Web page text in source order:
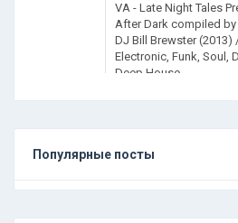
VA - Late Night Tales
After Dark compiled by
DJ Bill Brewster (2013)
Electronic, Funk, Soul,
Deep House
Популярные посты